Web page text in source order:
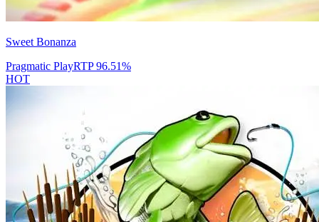
Sweet Bonanza
Pragmatic PlayRTP96.51%
HOT